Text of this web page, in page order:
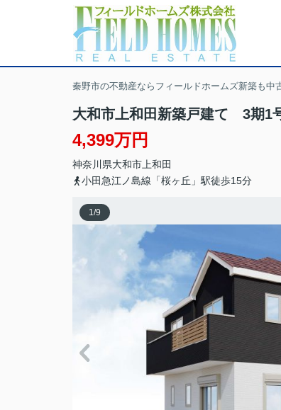
秦野市の不動産ならフィールドホームズ新築も中
大和市上和田新築戸建て 3期1
4,399万円
神奈川県大和市 上和田
小田急江ノ島線「桜ヶ丘」駅徒歩15分
1/9